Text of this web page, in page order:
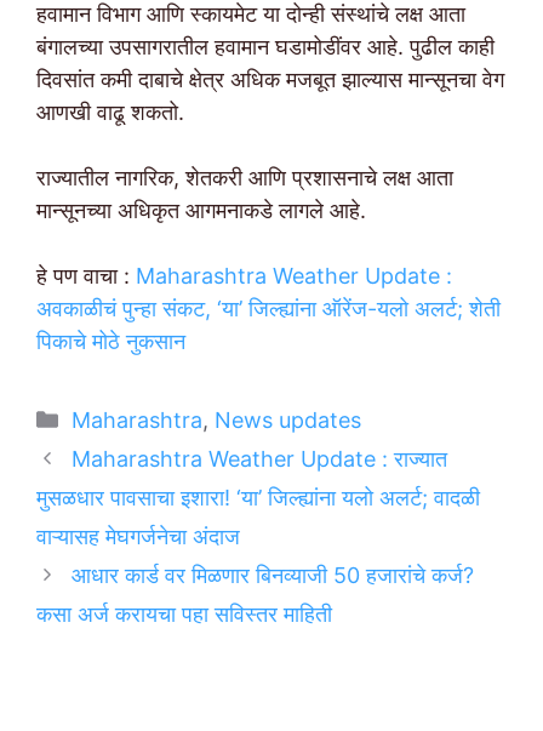
हवामान विभाग आणि स्कायमेट या दोन्ही संस्थांचे लक्ष आता
बंगालच्या उपसागरातील हवामान घडामोडींवर आहे. पुढील काही
दिवसांत कमी दाबाचे क्षेत्र अधिक मजबूत झाल्यास मान्सूनचा वेग
आणखी वाढू शकतो.
राज्यातील नागरिक, शेतकरी आणि प्रशासनाचे लक्ष आता
मान्सूनच्या अधिकृत आगमनाकडे लागले आहे.
हे पण वाचा : Maharashtra Weather Update :
अवकाळीचं पुन्हा संकट, ‘या’ जिल्ह्यांना ऑरेंज-यलो अलर्ट; शेती
पिकाचे मोठे नुकसान
Categories
Maharashtra, News updates
Maharashtra Weather Update : राज्यात
मुसळधार पावसाचा इशारा! ‘या’ जिल्ह्यांना यलो अलर्ट; वादळी
वाऱ्यासह मेघगर्जनेचा अंदाज
आधार कार्ड वर मिळणार बिनव्याजी 50 हजारांचे कर्ज?
कसा अर्ज करायचा पहा सविस्तर माहिती